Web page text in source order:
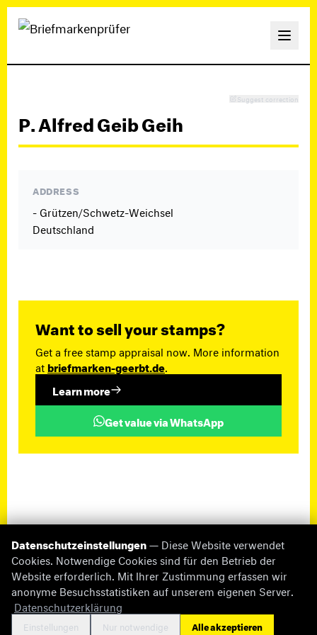
Suggest correction
P. Alfred Geib Geih
ADDRESS
- Grützen/Schwetz-Weichsel
Deutschland
Want to sell your stamps?
Get a free stamp appraisal now. More information
atbriefmarken-geerbt.de
Learn more
Get value via WhatsApp
© 2026 briefmarken-pruefer.de
Missing InformationImpressumDatenschutz
Cookie-EinstellungenKontakt
Datenschutzeinstellungen— Diese Website verwendet
Cookies. Notwendige Cookies sind für den Betrieb der
Website erforderlich. Mit Ihrer Zustimmung erfassen wir
anonyme Besuchsstatistiken auf unserem eigenen Server.
Datenschutzerklärung
Einstellungen Nur notwendige Alle akzeptieren